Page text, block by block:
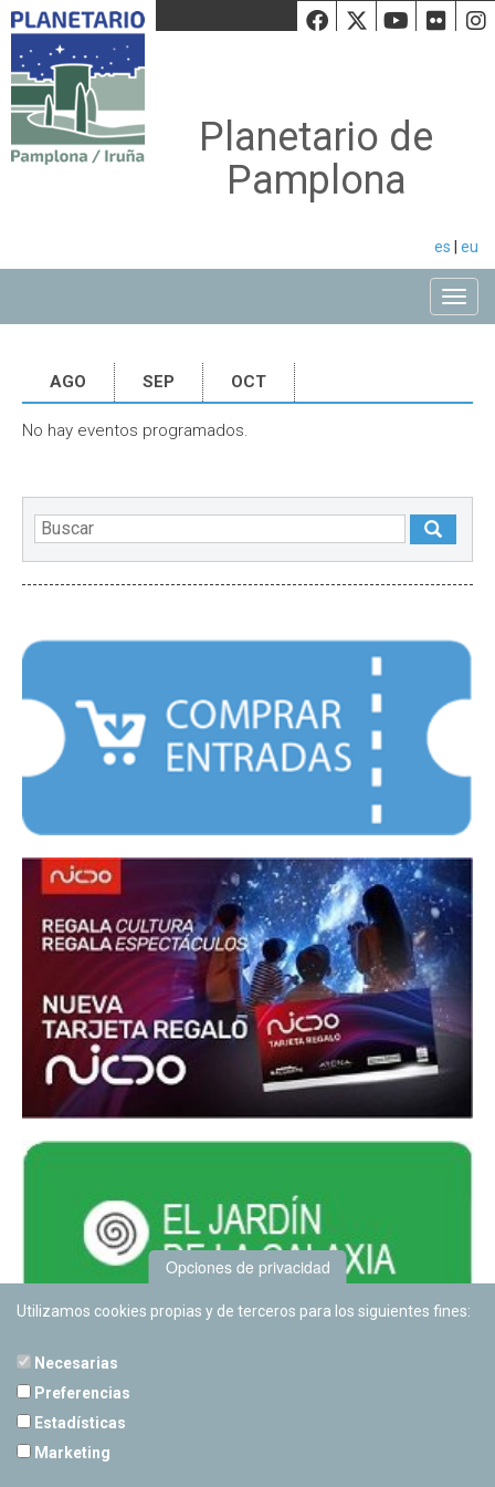
Facebook
Twiiter
Planetario de
Pamplona
es eu
AGO SEP OCT
No hay eventos programados.
Opciones de privacidad
Utilizamos cookies propias y de terceros para los siguientes fines:
Necesarias
Preferencias
Estadísticas
Marketing